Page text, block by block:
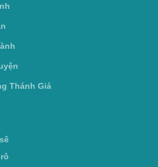
Thánh Giá